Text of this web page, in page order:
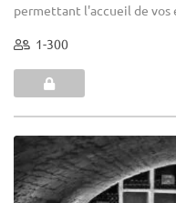
permettant l'accueil de vos
1-300